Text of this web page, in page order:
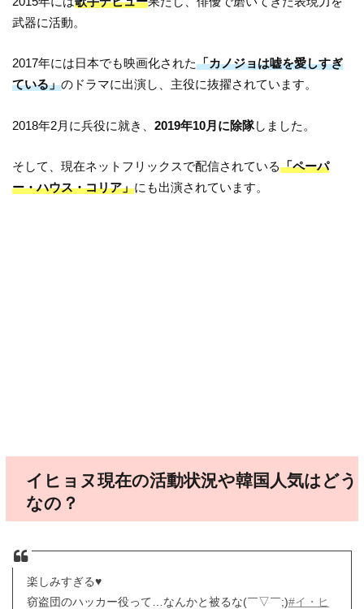
武器に活動。
2017年には日本でも映画化された「カノジョは嘘を愛しすぎ
ている」のドラマに出演し、主役に抜擢されています。
2018年2月に兵役に就き、2019年10月に除隊しました。
そして、現在ネットフリックスで配信されている「ペーパ
ー・ハウス・コリア」にも出演されています。
イヒョヌ現在の活動状況や韓国人気はどう
なの？
楽しみすぎる♥️
窃盗団のハッカー役って…なんかと被るな(￣▽￣;)#イ・ヒ